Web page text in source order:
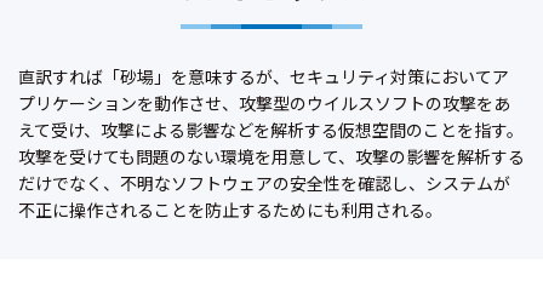
直訳すれば「砂場」を意味するが、セキュリティ対策においてア
プリケーションを動作させ、攻撃型のウイルスソフトの攻撃をあ
えて受け、攻撃による影響などを解析する仮想空間のことを指す。
攻撃を受けても問題のない環境を用意して、攻撃の影響を解析する
だけでなく、不明なソフトウェアの安全性を確認し、システムが
不正に操作されることを防止するためにも利用される。